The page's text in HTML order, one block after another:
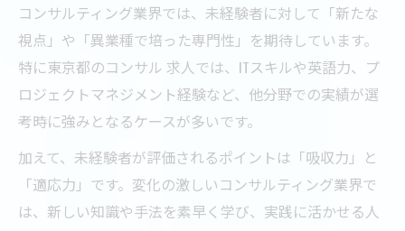
コンサルティング業界では、未経験者に対して「新たな
視点」や「異業種で培った専門性」を期待しています。
特に東京都のコンサル 求人では、ITスキルや英語力、プ
ロジェクトマネジメント経験など、他分野での実績が選
考時に強みとなるケースが多いです。
加えて、未経験者が評価されるポイントは「吸収力」と
「適応力」です。変化の激しいコンサルティング業界で
は、新しい知識や手法を素早く学び、実践に活かせる人